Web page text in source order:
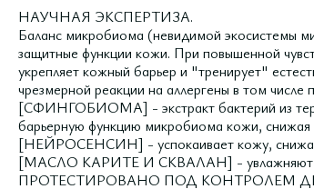
НАУЧНАЯ ЭКСПЕРТИЗА.
Баланс микробиома (невидимой экосистемы
защитные функции кожи. При повышенной
укрепляет кожный барьер и "тренирует"
чрезмерной реакции на аллергены в том числе
[СФИНГОБИОМА] - экстракт бактерий из
барьерную функцию микробиома кожи, снижая
[НЕЙРОСЕНСИН] - успокаивает кожу, снижая
[МАСЛО КАРИТЕ И СКВАЛАН] - увлажняют
ПРОТЕСТИРОВАНО ПОД КОНТРОЛЕМ